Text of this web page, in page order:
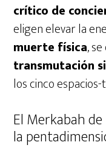
crítico de
eligen elevar la
muerte física,
transmutación
los cinco
El Merkabah
la